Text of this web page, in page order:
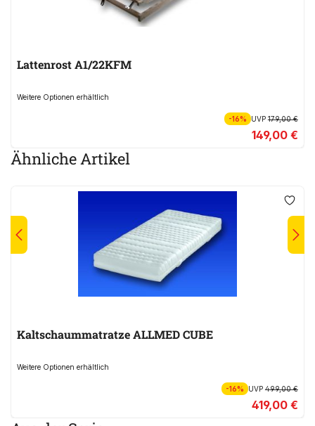
Lattenrost A1/22KFM
Weitere Optionen erhältlich
-16% UVP179,00 €
149,00 €
Ähnliche Artikel
Kaltschaummatratze ALLMED CUBE
Weitere Optionen erhältlich
-16% UVP499,00 €
419,00 €